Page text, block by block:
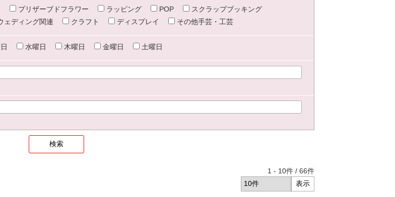
プリザーブドフラワー ラッピング POP
スクラップブッキング
ェディング関連 クラフト ディスプレイ その他手芸・工芸
水曜日 木曜日 金曜日 土曜日
1 - 10件 / 66件